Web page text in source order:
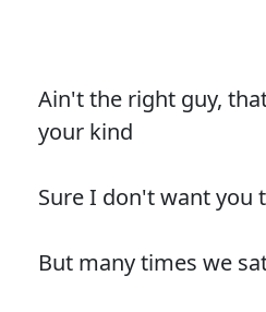
Ain't the right guy,
your kind
Sure I don't want you
But many times we